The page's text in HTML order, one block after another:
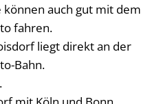
können auch gut mit dem
fahren.
liegt direkt an der
Bahn.